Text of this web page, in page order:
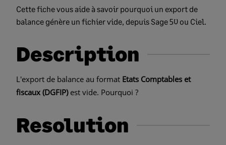
Cette fiche vous aide à savoir pourquoi un export de
balance génère un fichier vide, depuis Sage 50 ou Ciel.
Description
L'export de balance au format Etats Comptables et
fiscaux (DGFIP)est vide. Pourquoi ?
Resolution